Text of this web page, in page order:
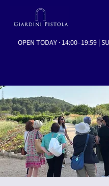
OPEN TODAY · 14:00–19:59 |